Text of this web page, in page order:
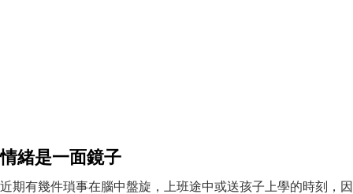
情緒是一面鏡子
近期有幾件瑣事在腦中盤旋，上班途中或送孩子上學的時刻，因